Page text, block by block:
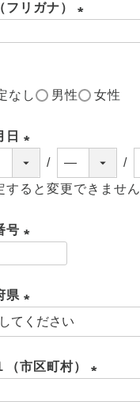
フリガナ）
)
なし
男性 女性
日
(
必
)
ると変更できません
号
須
)
県
(
須
（市区町村）